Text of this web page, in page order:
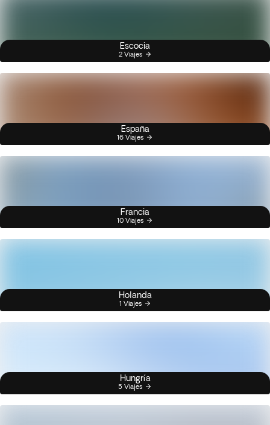
Escocia
2 Viajes
España
16 Viajes
Francia
10 Viajes
Holanda
1 Viajes
Hungría
5 Viajes